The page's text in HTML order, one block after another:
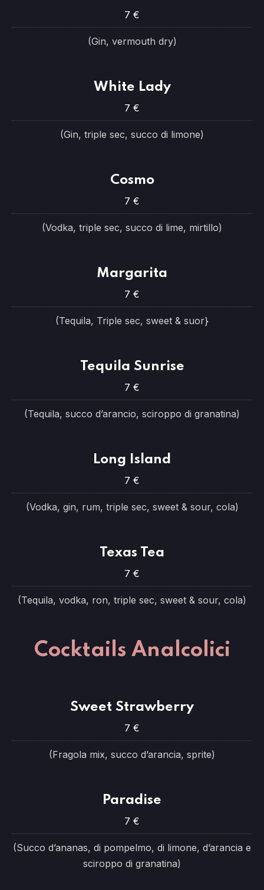
7 €
(Gin, vermouth dry)
White Lady
7 €
(Gin, triple sec, succo di limone)
Cosmo
7 €
(Vodka, triple sec, succo di lime, mirtillo)
Margarita
7 €
(Tequila, Triple sec, sweet & suor}
Tequila Sunrise
7 €
(Tequila, succo d’arancio, sciroppo di granatina)
Long Island
7 €
(Vodka, gin, rum, triple sec, sweet & sour, cola)
Texas Tea
7 €
(Tequila, vodka, ron, triple sec, sweet & sour, cola)
Cocktails Analcolici
Sweet Strawberry
7 €
(Fragola mix, succo d’arancia, sprite)
Paradise
7 €
(Succo d’ananas, di pompelmo, di limone, d’arancia e
sciroppo di granatina)